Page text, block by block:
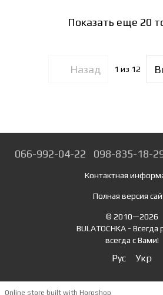
Показать еще 20
Назад 1 из 12
066-992-04-22 098-835-18-
Контактная
Полная версия
© 2010—2026
BULATOCHKA - Всегда
всегда с Вами!
Рус Укр
Online store built with Horoshop